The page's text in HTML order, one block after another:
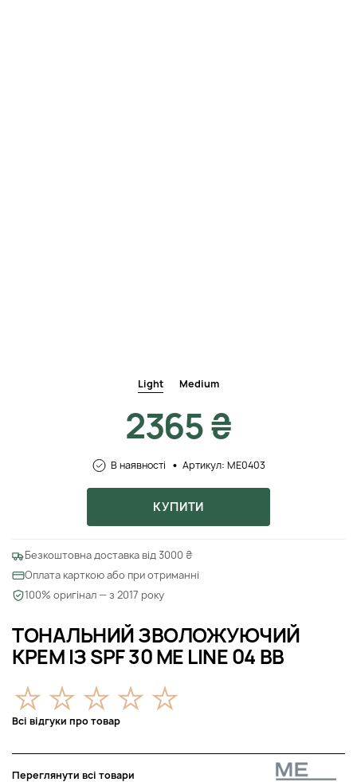
ТОНАЛЬНИЙ ЗВОЛОЖУЮЧИЙ
КРЕМ ІЗ SPF 30 ME LINE 04 BB
Всі відгуки про товар
Переглянути всі товари
Light Medium
2365 ₴
В наявності Артикул: ME0403
КУПИТИ
Безкоштовна доставка від 3000 ₴
Оплата карткою або при отриманні
100% оригінал — з 2017 року